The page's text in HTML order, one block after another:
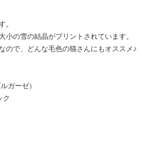
。
小の雪の結晶がプリントされています。
ので、どんな毛色の猫さんにもオススメ♪
ガーゼ）
ク